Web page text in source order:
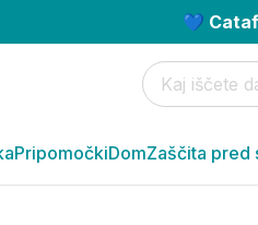
💙
PripomočkiDomZaščita